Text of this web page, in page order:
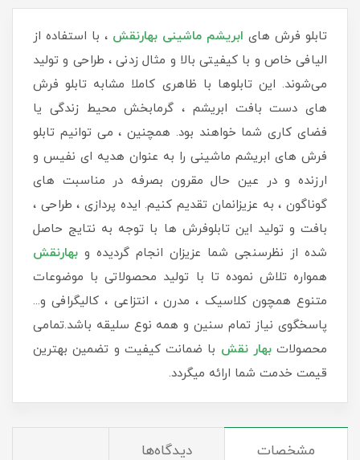
تابلو فرش های ابریشم ماشینی بهارنقش ، با استفاده از
الیافی خاص و با کیفیتی بالا و مثال زدنی ، طراحی و تولید
می‌شوند. این تابلوها با ظاهری کاملا مشابه تابلو فرش
های دست بافت ابریشم ، گرمابخش محیط زندگی یا
فضای کاری شما خواهند بود. همچنین ، می توانیم تابلو
فرش های ابریشم ماشینی را به عنوان هدیه ای نفیس و
ارزنده و در عین حال مقرون بصرفه در مناسبت های
گوناگون ، به عزیزانمان تقدیم کنیم. ایده پردازی ، طراحی ،
بافت و تولید این تابلوفرش ها با توجه به نتایج حاصل
شده از نظرسنجی شما عزیزان انجام گردیده و بهارنقش
همواره تلاش نموده تا با تولید محصولاتی با موضوعات
متنوع همچون کلاسیک ، مدرن ، انتزاعی ، کالیگرافی و...
پاسخگوی نیاز تمام سنین و همه نوع سلیقه باشد.تمامی
محصولاتبهار نقش با ضمانت کیفیت و تضمین بهترین
قیمت خدمت شما ارائه میگردد.
مشخصات دیدگاه‌ها